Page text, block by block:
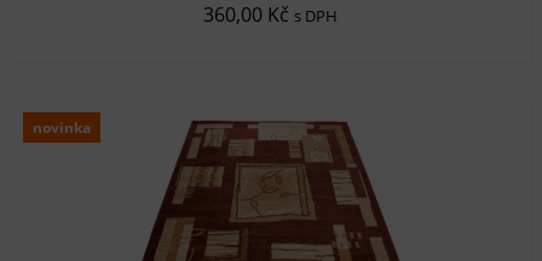
360,00 Kč s DPH
novinka